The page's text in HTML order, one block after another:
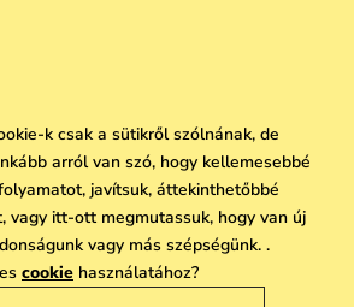
Feliratkozni
alapelveiitt
Minden jog fenntartva. Technikailag biztosítja
Simplia.cz
k csak a sütikről szólnának, de
arról van szó, hogy kellemesebbé
javítsuk, áttekinthetőbbé
vagy itt-ott megmutassuk, hogy van új
vagy más szépségünk. .
cookie használatához?